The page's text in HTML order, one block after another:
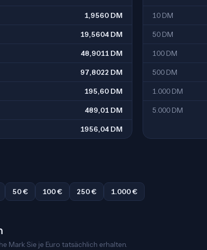
1,9560 DM
19,5604 DM
48,9011 DM
97,8022 DM
195,60 DM
489,01 DM
1956,04 DM
10 DM
50 DM
100 DM
500 DM
1.000 DM
5.000 DM
50 € 100 € 250 € 1.000 €
Mark Sie je Euro tatsächlich erhalten.